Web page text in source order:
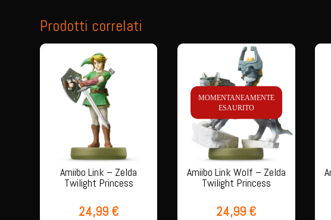
Prodotti correlati
Amiibo Link – Zelda
Twilight Princess
24,99 €
MOMENTANEAMENTE
ESAURITO
Amiibo Link Wolf – Zelda
Twilight Princess
24,99 €